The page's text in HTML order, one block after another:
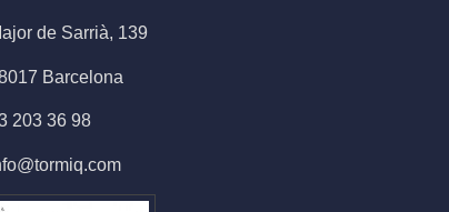
de Sarrià, 139
Barcelona
203 36 98